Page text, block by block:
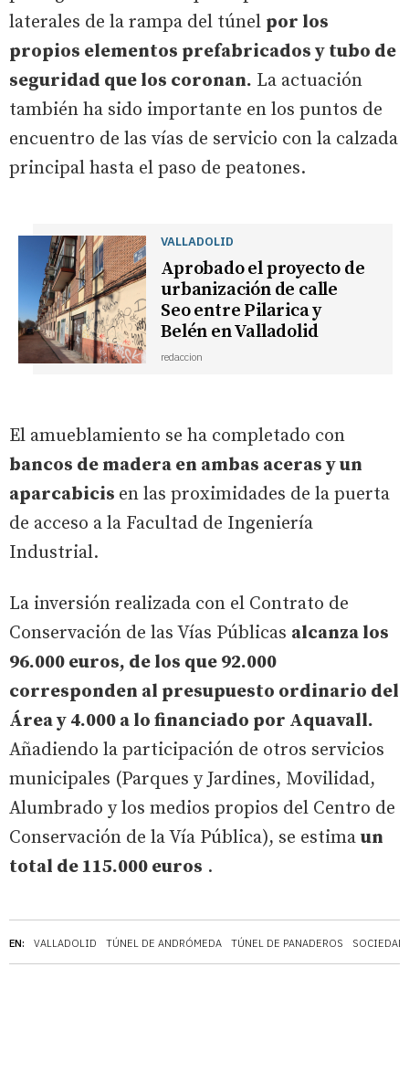
EN: VALLADOLID TÚNEL DE ANDRÓMEDA TÚNEL DE PANADEROS SOCIEDAD
laterales de la rampa del túnel por los
propios elementos prefabricados y tubo de
seguridad que los coronan. La actuación
también ha sido importante en los puntos de
encuentro de las vías de servicio con la calzada
principal hasta el paso de peatones.
VALLADOLID
Aprobado el proyecto de
urbanización de calle
Seo entre Pilarica y
Belén en Valladolid
redaccion
El amueblamiento se ha completado con
bancos de madera en ambas aceras y un
aparcabicis en las proximidades de la puerta
de acceso a la Facultad de Ingeniería
Industrial.
La inversión realizada con el Contrato de
Conservación de las Vías Públicas alcanza los
96.000 euros, de los que 92.000
corresponden al presupuesto ordinario del
Área y 4.000 a lo financiado por Aquavall.
Añadiendo la participación de otros servicios
municipales (Parques y Jardines, Movilidad,
Alumbrado y los medios propios del Centro de
Conservación de la Vía Pública), se estima un
total de 115.000 euros .